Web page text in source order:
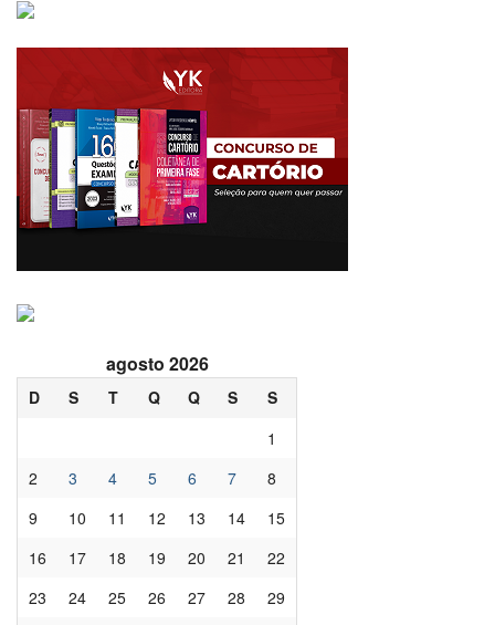
agosto 2026
D S T Q Q S
S
1
2
3 4 5 6 7
8
9
10 11 12 13 14
15
16
17 18 19 20 21
22
23
24 25 26 27 28
29